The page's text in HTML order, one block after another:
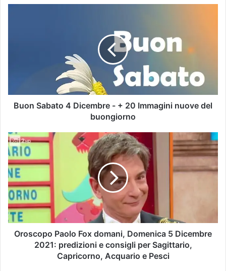
Buon Sabato 4 Dicembre - + 20 Immagini nuove del
buongiorno
Oroscopo Paolo Fox domani, Domenica 5 Dicembre
2021: predizioni e consigli per Sagittario,
Capricorno, Acquario e Pesci